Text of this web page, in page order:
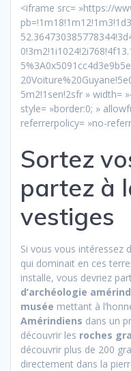
<iframe src= »https://
5m2!1sen!2sfr » width=
style= »border:0; »
referrerpolicy= »no-
Sortez
partez à
vestiges
Si vous vous intéressez
qui dominait en ces
installe, vous devriez
d’archéologie
musée mettant à
Amérindiens dans un
découvrir les roches
découvrir plus de 200
directement dans la